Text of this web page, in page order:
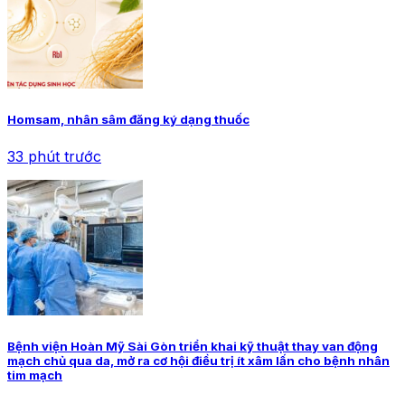
Homsam, nhân sâm đăng ký dạng thuốc
33 phút trước
Bệnh viện Hoàn Mỹ Sài Gòn triển khai kỹ thuật thay van động
mạch chủ qua da, mở ra cơ hội điều trị ít xâm lấn cho bệnh nhân
tim mạch